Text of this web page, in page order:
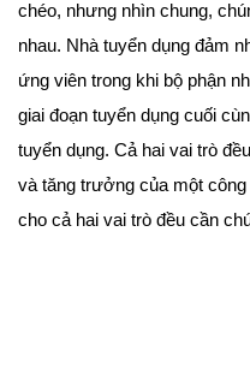
chéo, nhưng nhìn chung,
nhau. Nhà tuyển dụng đảm
ứng viên trong khi bộ phận
giai đoạn tuyển dụng cuối
tuyển dụng. Cả hai vai trò
và tăng trưởng của một
cho cả hai vai trò đều cần